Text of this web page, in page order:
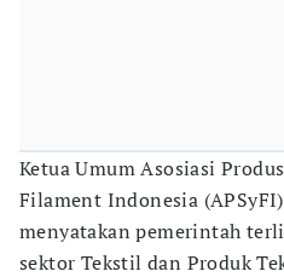
Ketua Umum Asosiasi
Filament Indonesia
menyatakan pemerintah
sektor Tekstil dan Produk